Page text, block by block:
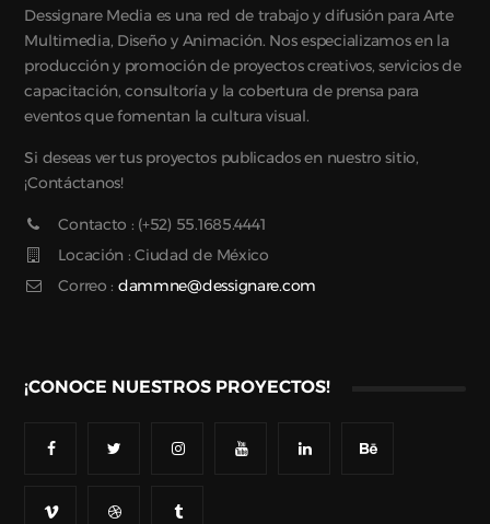
Dessignare Media es una red de trabajo y difusión para Arte
Multimedia, Diseño y Animación. Nos especializamos en la
producción y promoción de proyectos creativos, servicios de
capacitación, consultoría y la cobertura de prensa para
eventos que fomentan la cultura visual.
Si deseas ver tus proyectos publicados en nuestro sitio,
¡Contáctanos!
Contacto : (+52) 55.1685.4441
Locación : Ciudad de México
Correo : dammne@dessignare.com
¡CONOCE NUESTROS PROYECTOS!